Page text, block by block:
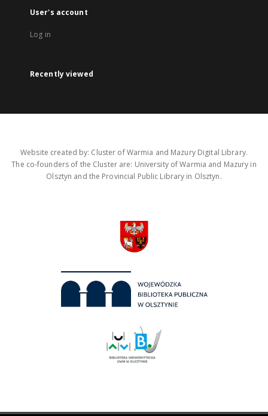
User's account
Log in
Recently viewed
Website created by: Cluster of Warmia and Mazury Digital Library.
The co-founders of the Cluster are: University of Warmia and Mazury in
Olsztyn and the Provincial Public Library in Olsztyn.